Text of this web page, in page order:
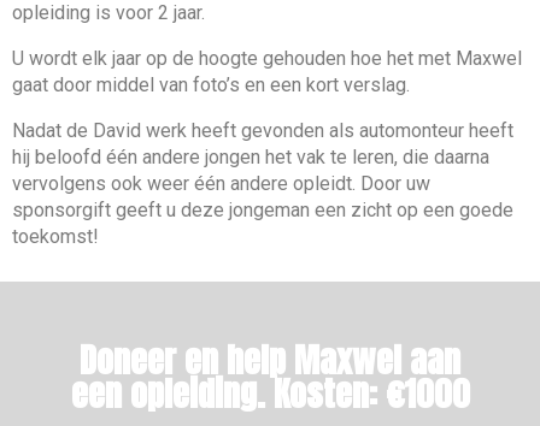
opleiding is voor 2 jaar.
U wordt elk jaar op de hoogte gehouden hoe het met Maxwel
gaat door middel van foto’s en een kort verslag.
Nadat de David werk heeft gevonden als automonteur heeft
hij beloofd één andere jongen het vak te leren, die daarna
vervolgens ook weer één andere opleidt. Door uw
sponsorgift geeft u deze jongeman een zicht op een goede
toekomst!
Doneer en help Maxwel aan
een opleiding. Kosten: €1000